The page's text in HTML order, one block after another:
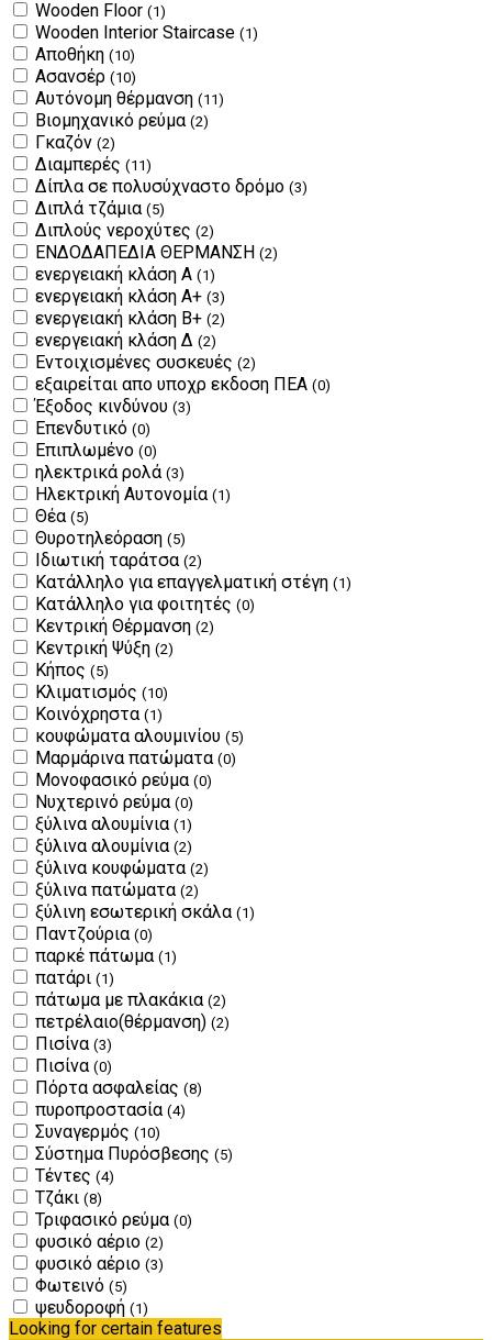
Wooden Floor (1)
Wooden Interior Staircase (1)
Αποθήκη (10)
Ασανσέρ (10)
Αυτόνομη θέρμανση (11)
Βιομηχανικό ρεύμα (2)
Γκαζόν (2)
Διαμπερές (11)
Δίπλα σε πολυσύχναστο δρόμο (3)
Διπλά τζάμια (5)
Διπλούς νεροχύτες (2)
ΕΝΔΟΔΑΠΕΔΙΑ ΘΕΡΜΑΝΣΗ (2)
ενεργειακή κλάση Α (1)
ενεργειακή κλάση Α+ (3)
ενεργειακή κλάση Β+ (2)
ενεργειακή κλάση Δ (2)
Εντοιχισμένες συσκευές (2)
εξαιρείται απο υποχρ εκδοση ΠΕΑ (0)
Έξοδος κινδύνου (3)
Επενδυτικό (0)
Επιπλωμένο (0)
ηλεκτρικά ρολά (3)
Ηλεκτρική Αυτονομία (1)
Θέα (5)
Θυροτηλεόραση (5)
Ιδιωτική ταράτσα (2)
Κατάλληλο για επαγγελματική στέγη (1)
Κατάλληλο για φοιτητές (0)
Κεντρική Θέρμανση (2)
Κεντρική Ψύξη (2)
Κήπος (5)
Κλιματισμός (10)
Κοινόχρηστα (1)
κουφώματα αλουμινίου (5)
Μαρμάρινα πατώματα (0)
Μονοφασικό ρεύμα (0)
Νυχτερινό ρεύμα (0)
ξύλινα αλουμίνια (1)
ξύλινα αλουμίνια (2)
ξύλινα κουφώματα (2)
ξύλινα πατώματα (2)
ξύλινη εσωτερική σκάλα (1)
Παντζούρια (0)
παρκέ πάτωμα (1)
πατάρι (1)
πάτωμα με πλακάκια (2)
πετρέλαιο(θέρμανση) (2)
Πισίνα (3)
Πισίνα (0)
Πόρτα ασφαλείας (8)
πυροπροστασία (4)
Συναγερμός (10)
Σύστημα Πυρόσβεσης (5)
Τέντες (4)
Τζάκι (8)
Τριφασικό ρεύμα (0)
φυσικό αέριο (2)
φυσικό αέριο (3)
Φωτεινό (5)
ψευδοροφή (1)
Looking for certain features